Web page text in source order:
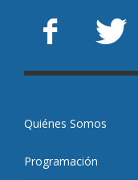
Quiénes Somos
Programación